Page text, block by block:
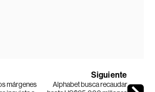
márgenes
Siguiente
Alphabet busca recaudar